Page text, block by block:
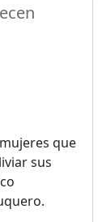
que
sus